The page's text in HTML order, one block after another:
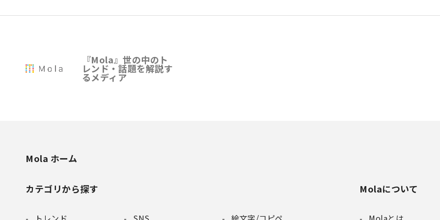
『Mola』世の中のト
レンド・話題を解説す
るメディア
Mola ホーム
カテゴリから探す Molaについて